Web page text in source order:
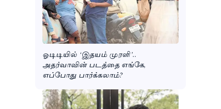
ஓடிடியில் ‘இதயம் முரளி’..
அதர்வாவின் படத்தை எங்கே,
எப்போது பார்க்கலாம்?